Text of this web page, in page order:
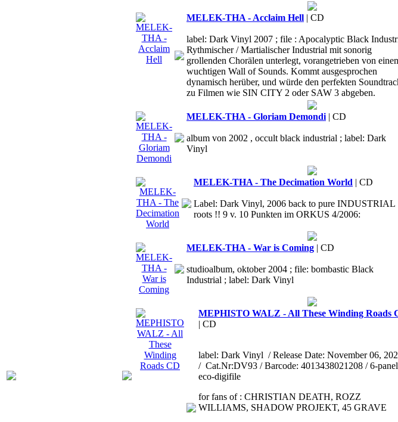
MELEK-THA - Acclaim Hell | CD
label: Dark Vinyl 2007 ; file : Apocalyptic Black
Rythmischer / Martialischer Industrial mit sonorig
grollenden Chorälen unterlegt, vorangetrieben von
wuchtigen Wall of Sounds. Kommt ausgesprochen
dynamisch herüber, und würde den perfekten
zu Filmen wie SIN CITY 2 oder SAW 3 abgeben.
MELEK-THA - Gloriam Demondi | CD
album von 2002 , occult black industrial ; label: Dark
Vinyl
MELEK-THA - The Decimation World | CD
Label: Dark Vinyl, 2006 back to pure INDUSTRIAL
roots !! 9 v. 10 Punkten im ORKUS 4/2006:
MELEK-THA - War is Coming | CD
studioalbum, oktober 2004 ; file: bombastic Black
Industrial ; label: Dark Vinyl
MEPHISTO WALZ - All These Winding Roads
| CD
label: Dark Vinyl / Release Date: November 06,
/ Cat.Nr:DV93 / Barcode: 4013438021208 / 6-panel
eco-digifile
for fans of : CHRISTIAN DEATH, ROZZ
WILLIAMS, SHADOW PROJEKT, 45 GRAVE